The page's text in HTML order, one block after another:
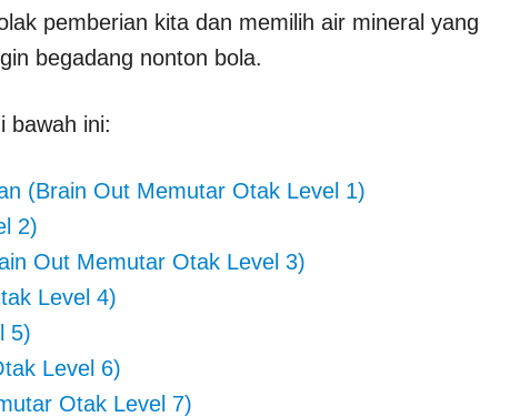
pemberian kita dan memilih air mineral yang
begadang nonton bola.
bawah ini:
(Brain Out Memutar Otak Level 1)
2)
Out Memutar Otak Level 3)
Level 4)
5)
Level 6)
Otak Level 7)